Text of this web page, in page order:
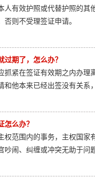
人有效护照或代替护照的
则不受理签证申请。
过期了，怎么办？
抓紧在签证有效期之内办
和他本来已经出签没有关系
怎么办？
权范围内的事务，主权国
吵闹、纠缠或冲突无助于问